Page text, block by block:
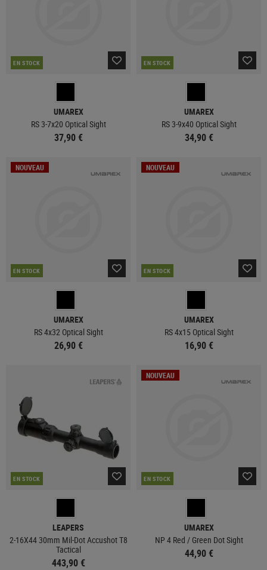
EN STOCK
UMAREX
RS 3-7x20 Optical Sight
37,90 €
EN STOCK
UMAREX
RS 3-9x40 Optical Sight
34,90 €
NOUVEAU
EN STOCK
UMAREX
RS 4x32 Optical Sight
26,90 €
NOUVEAU
EN STOCK
UMAREX
RS 4x15 Optical Sight
16,90 €
EN STOCK
LEAPERS
2-16X44 30mm Mil-Dot Accushot T8
Tactical
443,90 €
NOUVEAU
EN STOCK
UMAREX
NP 4 Red / Green Dot Sight
44,90 €